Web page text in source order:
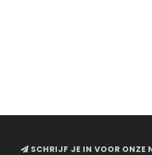
SCHRIJF JE IN VOOR ONZE